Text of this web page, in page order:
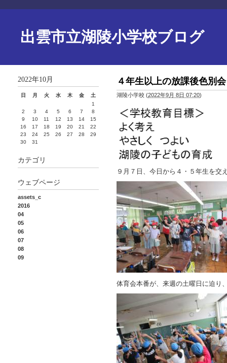
出雲市立湖陵小学校ブログ
４年生以上の放課後色別
湖陵小学校 (2022年9月 8日 07:20)
９月７日、今日から４・５年生を交
体育会本番が、来週の土曜日に迫り
2022年10月
日 月 火 水 木 金
土
1
2
3 4 5 6 7
8
9
10 11 12 13 14
15
16
17 18 19 20 21
22
23
24 25 26 27 28
29
30
31
カテゴリ
ウェブページ
assets_c
2016
04
05
06
07
08
09